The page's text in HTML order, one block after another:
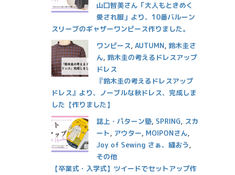
山口智美さん「大人もときめく
愛され服」より、10番バルーン
スリーブのギャザーワンピース作りました。
ワンピース, AUTUMN, 鈴木圭さ
ん, 鈴木圭の考えるドレスアップ
ドレス
『鈴木圭の考えるドレスアップ
ドレス』より、ノーブルな秋ドレス、完成しま
した【作りました】
誌上・パターン塾, SPRING, スカ
ート, アウター, MOIPONさん,
Joy of Sewing さぁ、縫おう,
その他
【卒業式・入学式】ツイードでセットアップ作